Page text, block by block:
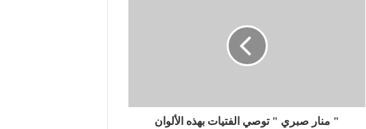
" منار صبري " توصي الفتيات بهذه الألوان